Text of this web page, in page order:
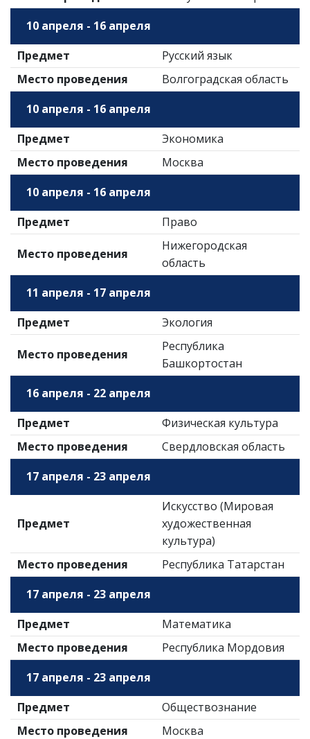
10 апреля - 16 апреля
Предмет
Русский язык
Место проведения
Волгоградская область
10 апреля - 16 апреля
Предмет
Экономика
Место проведения
Москва
10 апреля - 16 апреля
Предмет
Право
Место проведения
Нижегородская
область
11 апреля - 17 апреля
Предмет
Экология
Место проведения
Республика
Башкортостан
16 апреля - 22 апреля
Предмет
Физическая культура
Место проведения
Свердловская область
17 апреля - 23 апреля
Предмет
Искусство (Мировая
художественная
культура)
Место проведения
Республика Татарстан
17 апреля - 23 апреля
Предмет
Математика
Место проведения
Республика Мордовия
17 апреля - 23 апреля
Предмет
Обществознание
Место проведения
Москва